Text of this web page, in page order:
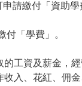
請繳付「資助學
「學費」。
工資及薪金，
入、花紅、佣